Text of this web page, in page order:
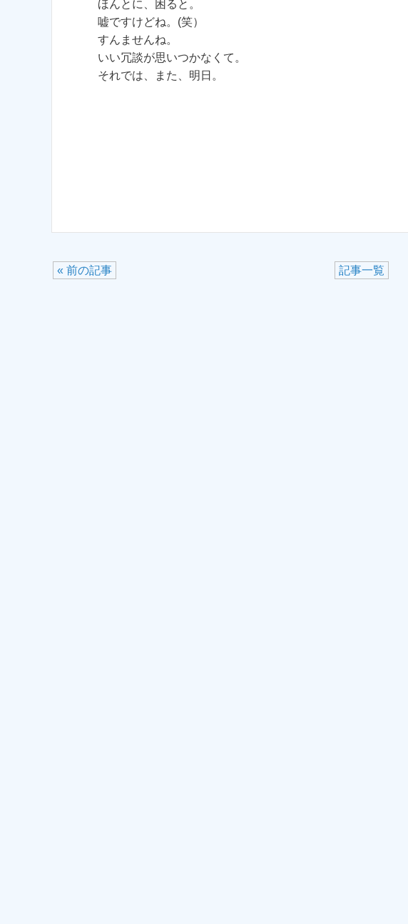
ほんとに、困ると。
嘘ですけどね。(笑）
すんませんね。
いい冗談が思いつかなくて。
それでは、また、明日。
記事一覧
« 前の記事